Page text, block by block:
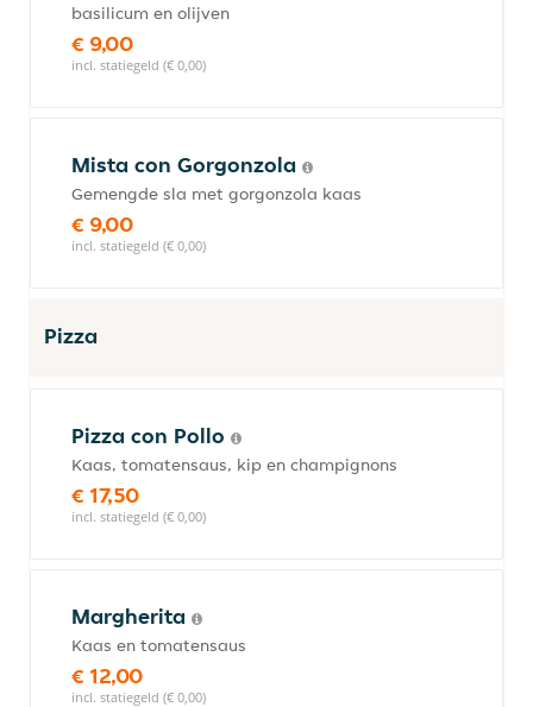
basilicum en olijven
€ 9,00
incl. statiegeld (€ 0,00)
Mista con Gorgonzola
Gemengde sla met gorgonzola kaas
€ 9,00
incl. statiegeld (€ 0,00)
Pizza
Pizza con Pollo
Kaas, tomatensaus, kip en champignons
€ 17,50
incl. statiegeld (€ 0,00)
Margherita
Kaas en tomatensaus
€ 12,00
incl. statiegeld (€ 0,00)